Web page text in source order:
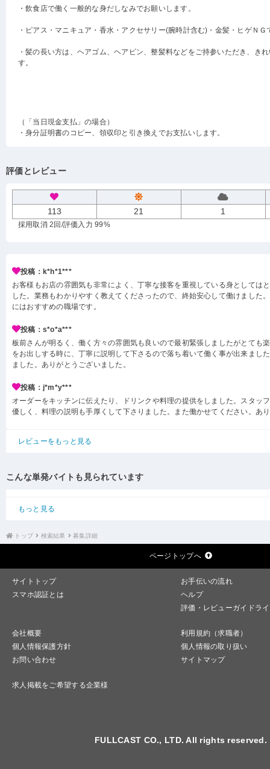
・飲食店で働く一般的な身だしなみでお願いします。
・ピアス・マニキュア・香水・アクセサリー(腕時計含む)・金髪・ヒゲＮＧ
・髪の長い方は、ヘアゴム、ヘアピン、整髪料などをご持参いただき、き
す。
（「当日現金支払」の場合）
・身分証明書のコピー、領収印と引き換えでお支払いします。
評価とレビュー
113 21 1
採用取消 2回 /評価入力 99%
投稿：k*h*1***
お客様もお店の雰囲気も非常によく、丁寧な接客を重視している身としては
した。業務もわかりやすく教えてくださったので、終始安心して働けました
にはおすすめの職場です。
投稿：s*o*a***
板前さんが明るく、働く方々の雰囲気も良いので最初緊張しましたがとても
をお出しする時に、丁寧に説明して下さるので落ち着いて働く事が出来まし
ました。ありがとうございました。
投稿：j*m*y***
オーダーをキッチンに伝えたり、ドリンクや料理の提供をしました。スタッ
優しく、料理の説明も手厚くして下さりました。また働かせてください。あ
レビューをもっと見る
こんな単発バイトも見られています
もっと見る
トップ 検索結果 募集詳細
ページトップへ
サイトトップ
お手伝いの流れ
スマホ認証とは
ヘルプ
評価・レビューガイドラ
会社概要
利用規約（求職者）
個人情報保護方針
個人情報の取り扱い
お問い合わせ
サイトマップ
求人掲載をご希望する企業様
FULLCAST CO., LTD. All rights reserved.